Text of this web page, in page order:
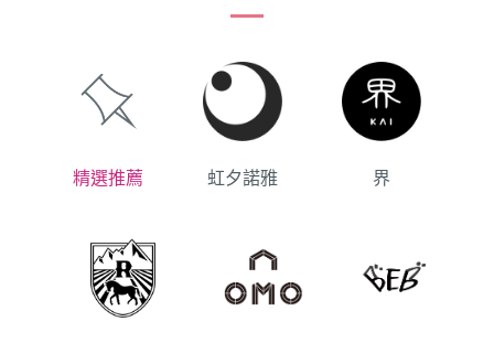
精選推薦 虹夕諾雅 界